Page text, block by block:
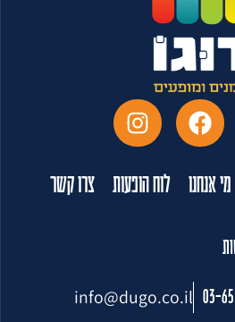
מי אנחנו לוח הופעות צרו קשר
03-
info@dugo.co.il